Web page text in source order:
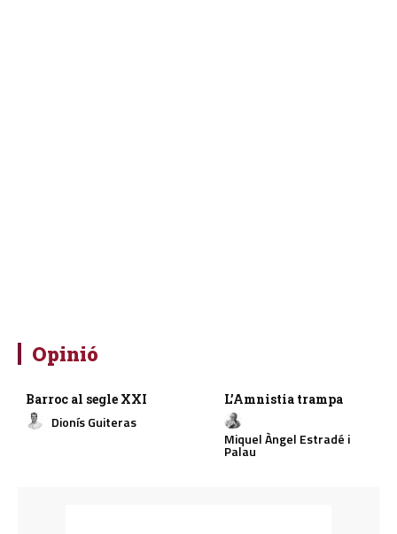
Opinió
Barroc al segle XXI
Dionís Guiteras
L’Amnistia trampa
Miquel Àngel Estradé i
Palau